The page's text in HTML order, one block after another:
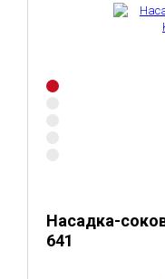
Насадка-
641